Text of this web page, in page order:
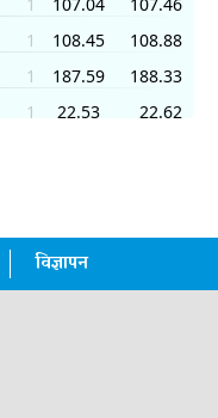
विज्ञापन